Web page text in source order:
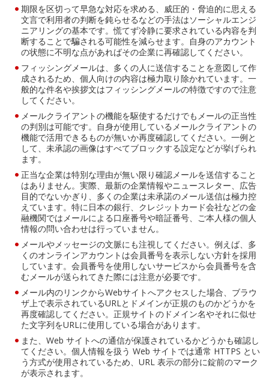
期限を区切って早急な対応を求める、威圧的・脅迫的に思える
文言で利用者の判断を鈍らせるなどの手法はソーシャルエンジ
ニアリングの基本です。慌てず冷静に要求されている内容を判
断することで騙される可能性を減らせます。自身のアカウント
の状態に不明な点があればその企業に再確認してください。
フィッシングメールは、多くの人に送信することを意図して作
成されるため、個人向けの内容は極力取り除かれています。一
般的な件名や挨拶文はフィッシングメールの特徴ですので注意
してください。
メールクライアントの機能を駆使するだけでもメールの正当性
の判別は可能です。自身が使用しているメールクライアントの
機能で活用できるものが無いか再度確認してください。一例と
して、未承認の画像はすべてブロックする設定などが挙げられ
ます。
正当な企業は特別な理由が無い限り確認メールを送信すること
はありません。実際、最新の企業情報やニュースレター、広告
目的でないかぎり、多くの企業は未承諾のメール送信は極力控
えています。特に日本の銀行、クレジットカード会社などの金
融機関ではメールによる口座番号や暗証番号、ご本人様の個人
情報の問い合わせは行っていません。
メールやメッセージの文脈にも注視してください。例えば、多
くのオンラインアカウントは会員番号を表示しない方針を採用
しています。会員番号を使用しないサービスから会員番号を含
むメールが送られてきた際には注意が必要です。
メール内のリンクからWebサイトへアクセスした場合、ブラウ
ザ上で表示されているURLとドメインが正規のものかどうかを
再度確認してください。正規サイトのドメイン名やそれに似せ
た文字列をURLに使用している場合があります。
また、Web サイトへの通信が保護されているかどうかも確認し
てください。個人情報を扱う Web サイトでは通常 HTTPS とい
う方式が使用されているため、URL 表示の部分に錠前のマーク
が表示されます。